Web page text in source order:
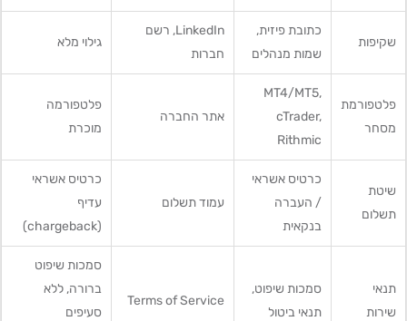
שקיפות
כתובת פיזית,
שמות מנהלים
LinkedIn, רשם
חברות
גילוי מלא
פלטפורמת
מסחר
MT4/MT5,
cTrader,
Rithmic
אתר החברה
פלטפורמה
מוכרת
שיטת
תשלום
כרטיס אשראי
/ העברה
בנקאית
עמוד תשלום
כרטיס אשראי
עדיף
(chargeback)
תנאי
שירות
סמכות שיפוט,
תנאי ביטול
Terms of Service
סמכות שיפוט
ברורה, ללא
סעיפים